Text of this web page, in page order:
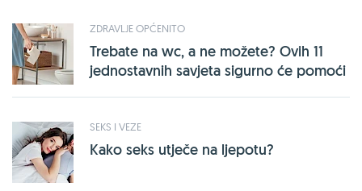
ZDRAVLJE OPĆENITO
Trebate na wc, a ne možete? Ovih 11
jednostavnih savjeta sigurno će pomoći
SEKS I VEZE
Kako seks utječe na ljepotu?